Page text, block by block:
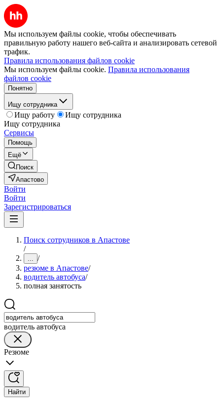
Мы используем файлы cookie, чтобы обеспечивать
правильную работу нашего веб-сайта и анализировать сетевой
трафик.
Правила использования файлов cookie
Мы используем файлы cookie. Правила использования
файлов cookie
Понятно
Ищу сотрудника
Ищу работу
Ищу сотрудника
Ищу сотрудника
Сервисы
Помощь
Ещё
Поиск
Апастово
Войти
Войти
Зарегистрироваться
Поиск сотрудников в Апастове
/
... /
резюме в Апастове/
водитель автобуса/
полная занятость
водитель автобуса
Резюме
Найти